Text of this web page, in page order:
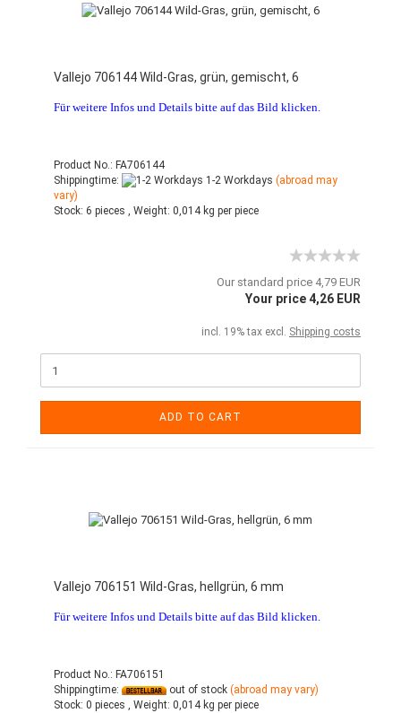
Vallejo 706144 Wild-Gras, grün, gemischt, 6
Für weitere Infos und Details bitte auf das Bild klicken.
Product No.: FA706144
Shippingtime:
1-2 Workdays (abroad may
vary)
Stock: 6 pieces , Weight: 0,014kg per piece
Our standard price 4,79 EUR
Your price 4,26 EUR
incl. 19% tax excl. Shipping costs
ADD TO CART
Vallejo 706151 Wild-Gras, hellgrün, 6 mm
Für weitere Infos und Details bitte auf das Bild klicken.
Product No.: FA706151
Shippingtime:
out of stock (abroad may vary)
Stock: 0 pieces , Weight: 0,014kg per piece